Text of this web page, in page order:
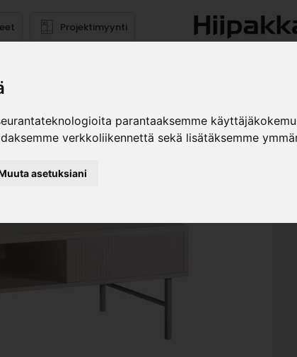
parantaaksemme
verkkoliikennettä sekä lisätäksemme
asetuksiani
Projektimyynti